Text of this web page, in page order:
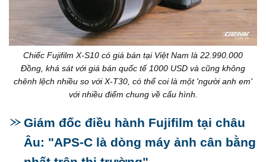
Chiếc Fujifilm X-S10 có giá bán tại Việt Nam là 22.990.000
Đồng, khá sát với giá bán quốc tế 1000 USD và cũng không
chênh lệch nhiều so với X-T30, có thể coi là một 'người anh em'
với nhiều điểm chung về cấu hình.
Giám đốc điều hành Fujifilm tại châu
Âu: "APS-C là dòng máy ảnh cân bằng